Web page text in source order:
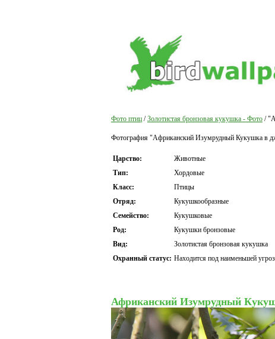
Фото птиц /Золотистая бронзовая кукушка - Фото /
Фотография "Африканский Изумрудный Кукушка в
Царство:
Животные
Тип:
Хордовые
Класс:
Птицы
Отряд:
Кукушкообразные
Семейство:
Кукушковые
Род:
Кукушки бронзовые
Вид:
Золотистая бронзовая кукушка
Охранный статус: Находится под наименьшей
Африканский Изумрудный